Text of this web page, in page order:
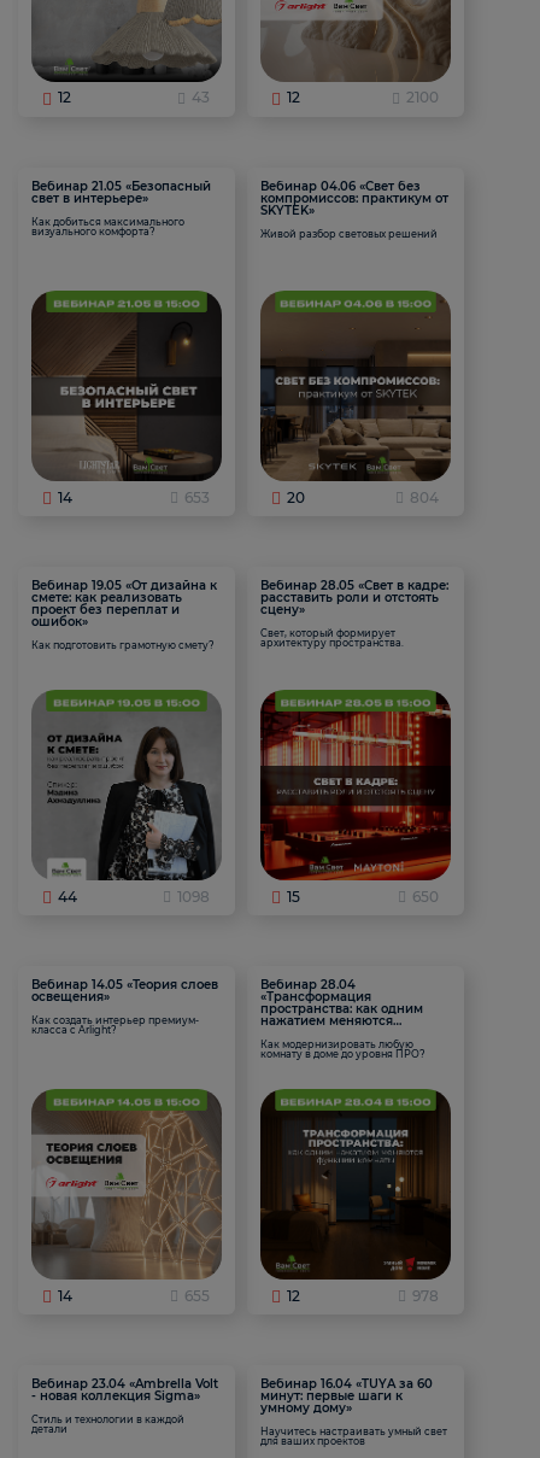
12 43 12 2100
Вебинар 21.05 «Безопасный
свет в интерьере»
Как добиться максимального
визуального комфорта?
14 653
Вебинар 04.06 «Свет без
компромиссов: практикум от
SKYTEK»
Живой разбор световых решений
20 804
Вебинар 19.05 «От дизайна к
смете: как реализовать
проект без переплат и
ошибок»
Как подготовить грамотную смету?
44 1098
Вебинар 28.05 «Свет в кадре:
расставить роли и отстоять
сцену»
Свет, который формирует
архитектуру пространства.
15 650
Вебинар 14.05 «Теория слоев
освещения»
Как создать интерьер премиум-
класса с Arlight?
14 655
Вебинар 28.04
«Трансформация
пространства: как одним
нажатием меняются
Как модернизировать любую
комнату в доме до уровня ПРО?
12 978
Вебинар 23.04 «Ambrella Volt
- новая коллекция Sigma»
Стиль и технологии в каждой
детали
Вебинар 16.04 «TUYA за 60
минут: первые шаги к
умному дому»
Научитесь настраивать умный свет
для ваших проектов